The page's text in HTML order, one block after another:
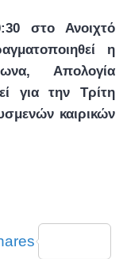
στο Ανοιχτό
η
Απολογία
για την Τρίτη
καιρικών